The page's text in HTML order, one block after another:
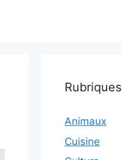
Rubriques
Animaux
Cuisine